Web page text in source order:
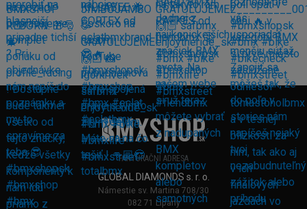
FAKTURAČNÍ ADRESA
GLOBAL DIAMONDS s. r. o.
Námestie sv. Martina 708/30
082 71 Lipany